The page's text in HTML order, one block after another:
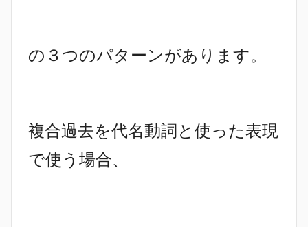
の３つのパターンがあります。
複合過去を代名動詞と使った表現
で使う場合、